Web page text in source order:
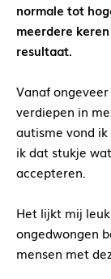
normale tot
meerdere
resultaat.
Vanaf
verdiepen in
autisme vond
ik dat stukje
accepteren.
Het lijkt mij
ongedwongen
mensen met